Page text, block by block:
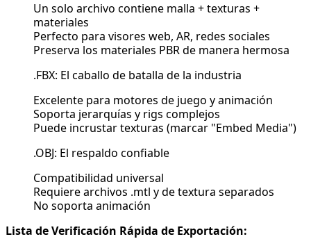
Un solo archivo contiene malla + texturas +
materiales
Perfecto para visores web, AR, redes sociales
Preserva los materiales PBR de manera hermosa
.FBX: El caballo de batalla de la industria
Excelente para motores de juego y animación
Soporta jerarquías y rigs complejos
Puede incrustar texturas (marcar "Embed Media")
.OBJ: El respaldo confiable
Compatibilidad universal
Requiere archivos .mtl y de textura separados
No soporta animación
Lista de Verificación Rápida de Exportación: